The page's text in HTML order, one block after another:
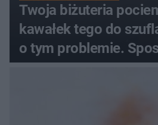
Twoja biżuteria
kawałek tego do
o tym problemie.
pociemniałą biżuterię